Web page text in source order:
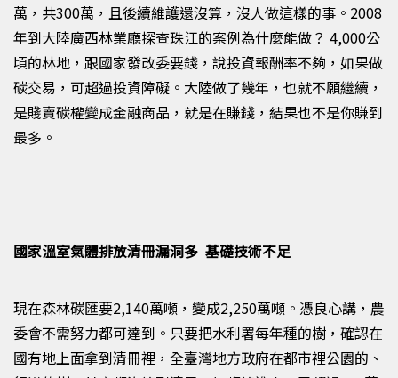
萬，共300萬，且後續維護還沒算，沒人做這樣的事。 2008
年到大陸廣西林業廳探查珠江的案例為什麼能做？ 4,000公
頃的林地，跟國家發改委要錢，說投資報酬率不夠，如果做
碳交易，可超過投資障礙。大陸做了幾年，也就不願繼續，
是賤賣碳權變成金融商品，就是在賺錢，結果也不是你賺到
最多。
國家溫室氣體排放清冊漏洞多 基礎技術不足
現在森林碳匯要2,140萬噸，變成2,250萬噸。憑良心講，農
委會不需努力都可達到。只要把水利署每年種的樹，確認在
國有地上面拿到清冊裡，全臺灣地方政府在都市裡公園的、